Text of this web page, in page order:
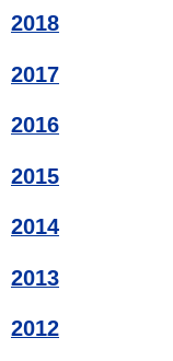
2018
2017
2016
2015
2014
2013
2012